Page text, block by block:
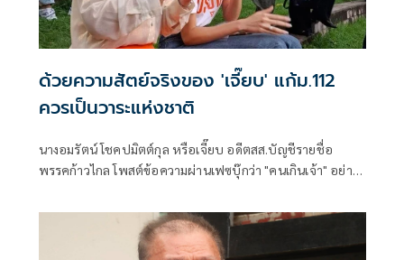
ด้วยความสัตย์จริงของ 'เจี๊ยบ' แก้ม.112
ควรเป็นวาระแห่งชาติ
นางอมรัตน์ โชคปมิตต์กุล หรือเจี๊ยบ อดีตสส.บัญชีรายชื่อ
พรรคก้าวไกล โพสต์ข้อความผ่านเฟซบุ๊กว่า "คนเกินเจ้า" อย่าง